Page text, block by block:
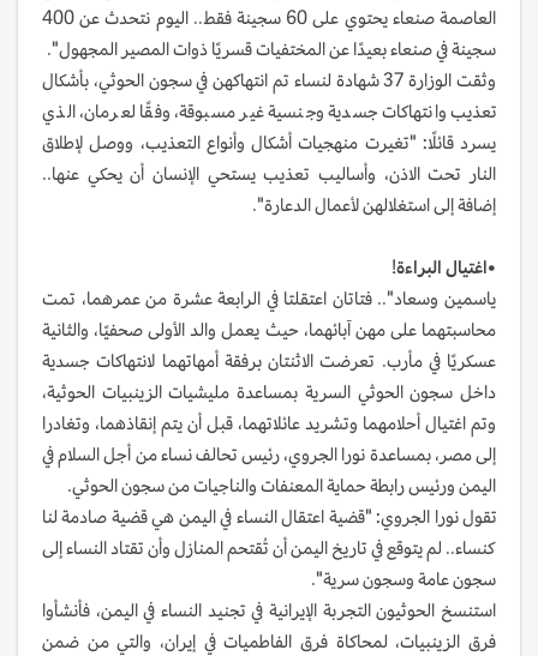
العاصمة صنعاء يحتوي على 60 سجينة فقط.. اليوم نتحدث عن 400
سجينة في صنعاء بعيدًا عن المختفيات قسريًا ذوات المصير المجهول".
وثقت الوزارة 37 شهادة لنساء تم انتهاكهن في سجون الحوثي، بأشكال
تعذيب وانتهاكات جسدية وجنسية غير مسبوقة، وفقًا لعرمان، الذي
يسرد قائلًا: "تغيرت منهجيات أشكال وأنواع التعذيب، ووصل لإطلاق
النار تحت الاذن، وأساليب تعذيب يستحي الإنسان أن يحكي عنها..
إضافة إلى استغلالهن لأعمال الدعارة".
•اغتيال البراءة!
ياسمين وسعاد".. فتاتان اعتقلتا في الرابعة عشرة من عمرهما، تمت
محاسبتهما على مهن آبائهما، حيث يعمل والد الأولى صحفيًا، والثانية
عسكريًا في مأرب. تعرضت الاثنتان برفقة أمهاتهما لانتهاكات جسدية
داخل سجون الحوثي السرية بمساعدة مليشيات الزينبيات الحوثية،
وتم اغتيال أحلامهما وتشريد عائلاتهما، قبل أن يتم إنقاذهما، وتغادرا
إلى مصر، بمساعدة نورا الجروي، رئيس تحالف نساء من أجل السلام في
اليمن ورئيس رابطة حماية المعنفات والناجيات من سجون الحوثي.
تقول نورا الجروي: "قضية اعتقال النساء في اليمن هي قضية صادمة لنا
كنساء.. لم يتوقع في تاريخ اليمن أن تُقتحم المنازل وأن تقتاد النساء إلى
سجون عامة وسجون سرية".
استنسخ الحوثيون التجربة الإيرانية في تجنيد النساء في اليمن، فأنشأوا
فرق الزينبيات، لمحاكاة فرق الفاطميات في إيران، والتي من ضمن